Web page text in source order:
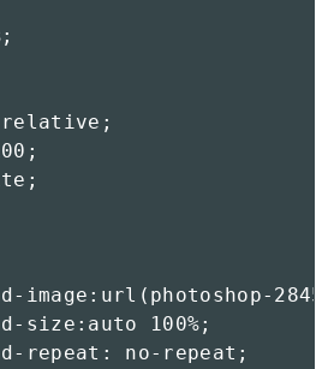
image:url(photoshop-
size:auto 100%;
repeat: no-repeat;